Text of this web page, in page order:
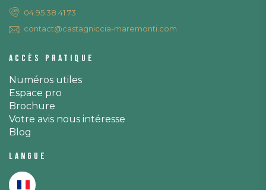
04 95 38 41 73
contact@castagniccia-maremonti.com
Accès pratique
Numéros utiles
Espace pro
Brochure
Votre avis nous intéresse
Blog
Langue